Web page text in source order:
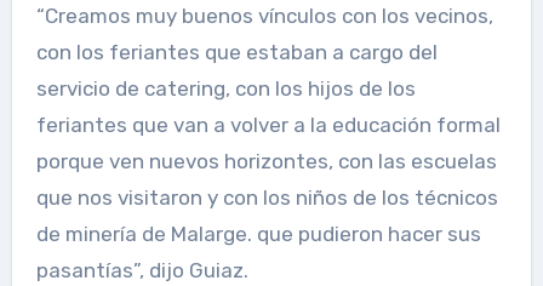
“Creamos muy buenos vínculos con los vecinos,
con los feriantes que estaban a cargo del
servicio de catering, con los hijos de los
feriantes que van a volver a la educación formal
porque ven nuevos horizontes, con las escuelas
que nos visitaron y con los niños de los técnicos
de minería de Malarge. que pudieron hacer sus
pasantías”, dijo Guiaz.